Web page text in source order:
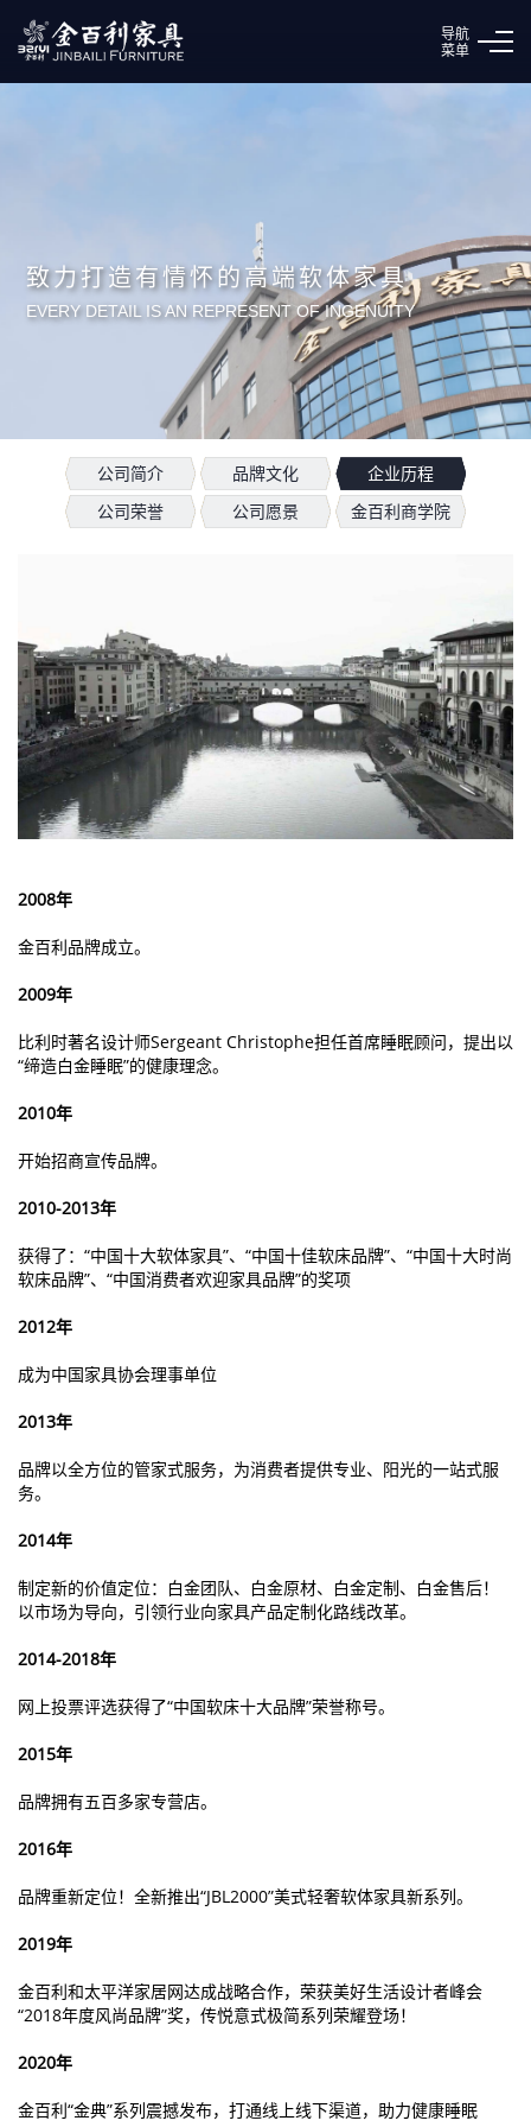
导航
菜单
致力打造有情怀的高端软体家具
EVERY DETAIL IS AN REPRESENT OF INGENUITY
公司简介 品牌文化
企业历程
公司荣誉
公司愿景 金百利商学院
2008年
金百利品牌成立。
2009年
比利时著名设计师Sergeant Christophe担任首席睡眠顾问，提出以
“缔造白金睡眠”的健康理念。
2010年
开始招商宣传品牌。
2010-2013年
获得了：“中国十大软体家具”、“中国十佳软床品牌”、“中国十大时尚
软床品牌”、“中国消费者欢迎家具品牌”的奖项
2012年
成为中国家具协会理事单位
2013年
品牌以全方位的管家式服务，为消费者提供专业、阳光的一站式服
务。
2014年
制定新的价值定位：白金团队、白金原材、白金定制、白金售后！
以市场为导向，引领行业向家具产品定制化路线改革。
2014-2018年
网上投票评选获得了“中国软床十大品牌”荣誉称号。
2015年
品牌拥有五百多家专营店。
2016年
品牌重新定位！全新推出“JBL2000”美式轻奢软体家具新系列。
2019年
金百利和太平洋家居网达成战略合作，荣获美好生活设计者峰会
“2018年度风尚品牌”奖，传悦意式极简系列荣耀登场！
2020年
金百利“金典”系列震撼发布，打通线上线下渠道，助力健康睡眠